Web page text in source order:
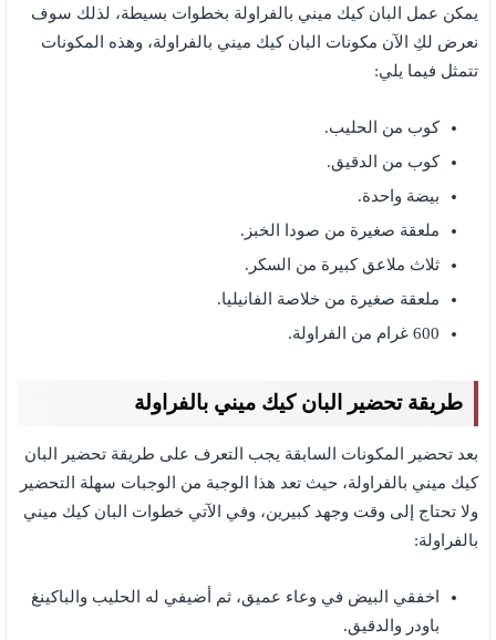
يمكن عمل البان كيك ميني بالفراولة بخطوات بسيطة، لذلك سوف
نعرض لكِ الآن مكونات البان كيك ميني بالفراولة، وهذه المكونات
تتمثل فيما يلي:
كوب من الحليب.
كوب من الدقيق.
بيضة واحدة.
ملعقة صغيرة من صودا الخبز.
ثلاث ملاعق كبيرة من السكر.
ملعقة صغيرة من خلاصة الفانيليا.
600 غرام من الفراولة.
طريقة تحضير البان كيك ميني بالفراولة
بعد تحضير المكونات السابقة يجب التعرف على طريقة تحضير البان
كيك ميني بالفراولة، حيث تعد هذا الوجبة من الوجبات سهلة التحضير
ولا تحتاج إلى وقت وجهد كبيرين، وفي الآتي خطوات البان كيك ميني
بالفراولة:
اخفقي البيض في وعاء عميق، ثم أضيفي له الحليب والباكينغ
باودر والدقيق.